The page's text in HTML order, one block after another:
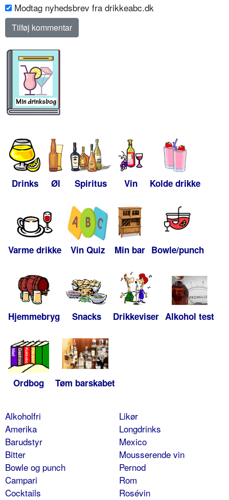
Modtag nyhedsbrev fra drikkeabc.dk
Drinks Øl Spiritus Vin Kolde drikke
Varme drikke Vin Quiz Min bar Bowle/punch
Hjemmebryg Snacks Drikkeviser Alkohol test
Ordbog Tøm barskabet
Alkoholfri
Amerika
Barudstyr
Bitter
Bowle og punch
Campari
Cocktails
Likør
Longdrinks
Mexico
Mousserende vin
Pernod
Rom
Rosévin